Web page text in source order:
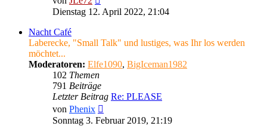
Beitrag
Dienstag 12. April 2022, 21:04
Nacht Café
Laberecke, "Small Talk" und lustiges, was Ihr los werden
möchtet...
Moderatoren: Elfe1090, BigIceman1982
102 Themen
791 Beiträge
Letzter Beitrag Re: PLEASE
von Phenix
Beitrag
Sonntag 3. Februar 2019, 21:19